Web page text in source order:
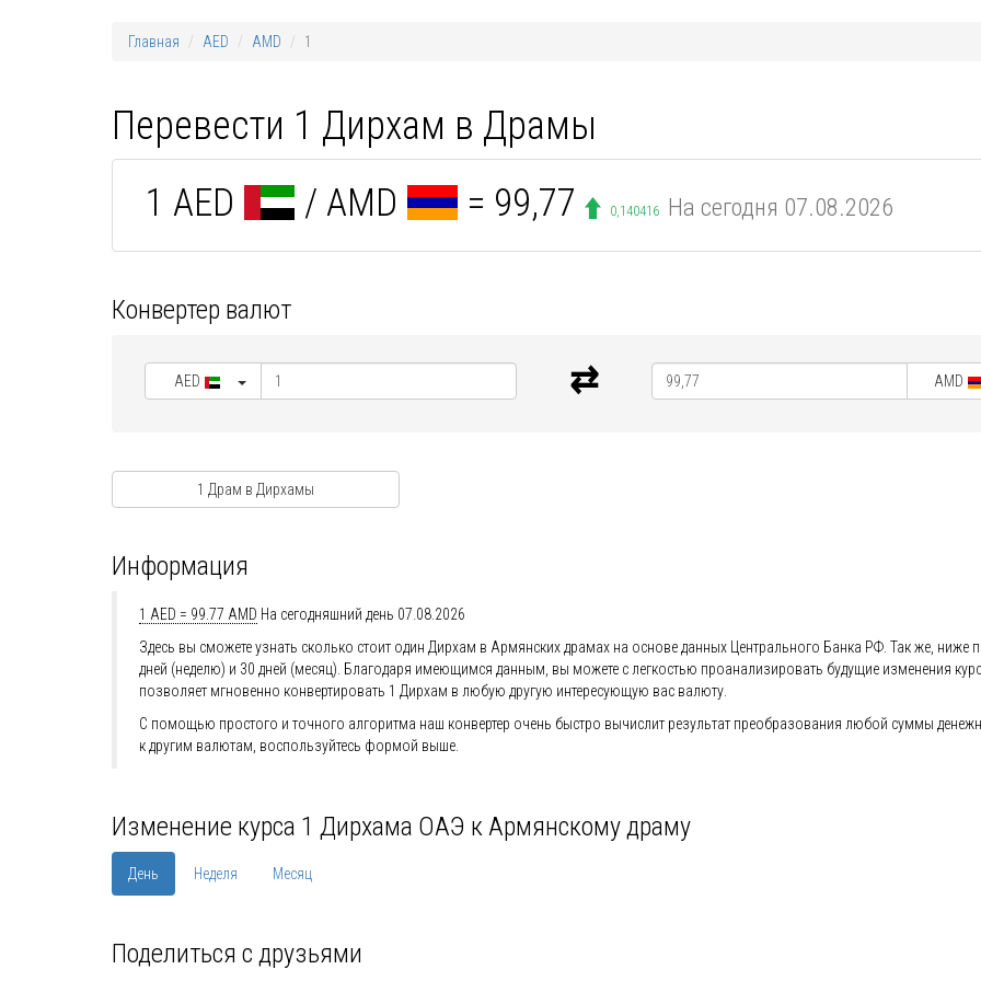
Главная AED AMD 1
Перевести 1 Дирхам в Драмы
1 AED / AMD = 99,77 0,140416 На сегодня 07.08.2026
Конвертер валют
AED AMD
1 Драм в Дирхамы
Информация
1 AED = 99.77 AMD На сегодняшний день 07.08.2026
Здесь вы сможете узнать сколько стоит один Дирхам в Армянских драмах на основе данных Центрального Банка РФ. Так же, ниже
дней (неделю) и 30 дней (месяц). Благодаря имеющимся данным, вы можете с легкостью проанализировать будущие изменения
позволяет мгновенно конвертировать 1 Дирхам в любую другую интересующую вас валюту.
С помощью простого и точного алгоритма наш конвертер очень быстро вычислит результат преобразования любой суммы
к другим валютам, воспользуйтесь формой выше.
Изменение курса 1 Дирхама ОАЭ к Армянскому драму
День Неделя Месяц
Поделиться с друзьями